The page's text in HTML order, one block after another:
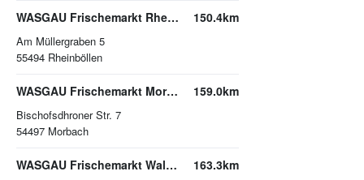
WASGAU Frischemarkt Rheinböllen
Am Müllergraben 5
55494 Rheinböllen
150.4km
WASGAU Frischemarkt Morbach
Bischofsdhroner Str. 7
54497 Morbach
159.0km
WASGAU Frischemarkt Waldrach 163.3km